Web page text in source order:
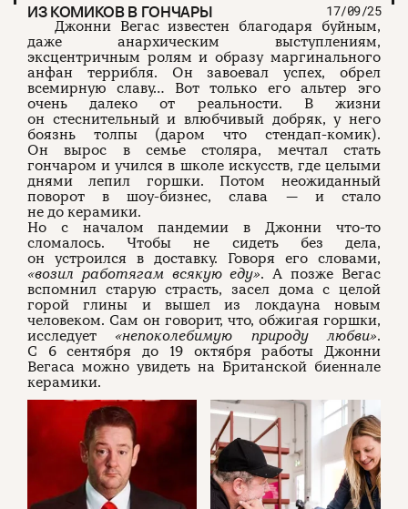
ИЗ КОМИКОВ В ГОНЧАРЫ 17/09/25
Джонни Вегас известен благодаря буйным,
даже анархическим выступлениям,
эксцентричным ролям и образу маргинального
анфан террибля. Он завоевал успех, обрел
всемирную славу… Вот только его альтер эго
очень далеко от реальности. В жизни
он стеснительный и влюбчивый добряк, у него
боязнь толпы (даром что стендап-комик).
Он вырос в семье столяра, мечтал стать
гончаром и учился в школе искусств, где целыми
днями лепил горшки. Потом неожиданный
поворот в шоу-бизнес, слава — и стало
не до керамики.
Но с началом пандемии в Джонни что-то
сломалось. Чтобы не сидеть без дела,
он устроился в доставку. Говоря его словами,
«возил работягам всякую еду». А позже Вегас
вспомнил старую страсть, засел дома с целой
горой глины и вышел из локдауна новым
человеком. Сам он говорит, что, обжигая горшки,
исследует «непоколебимую природу любви».
С 6 сентября до 19 октября работы Джонни
Вегаса можно увидеть на Британской биеннале
керамики.